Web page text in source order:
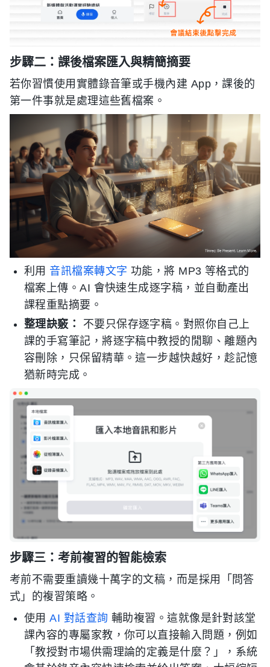
步驟二：課後檔案匯入與精簡摘要
若你習慣使用實體錄音筆或手機內建 App，課後的
第一件事就是處理這些舊檔案。
利用 音訊檔案轉文字 功能，將 MP3 等格式的
檔案上傳。AI 會快速生成逐字稿，並自動產出
課程重點摘要。
整理訣竅：
不要只保存逐字稿。對照你自己上
課的手寫筆記，將逐字稿中教授的閒聊、離題內
容刪除，只保留精華。這一步越快越好，趁記憶
猶新時完成。
步驟三：考前複習的智能檢索
考前不需要重讀幾十萬字的文稿，而是採用「問答
式」的複習策略。
使用AI 對話查詢 輔助複習。這就像是針對該堂
課內容的專屬家教，你可以直接輸入問題，例如
「教授對市場供需理論的定義是什麼？」，系統